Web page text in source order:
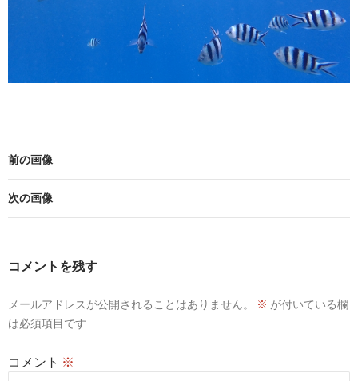
前の画像
次の画像
コメントを残す
メールアドレスが公開されることはありません。 ※ が付いている欄
は必須項目です
コメント ※